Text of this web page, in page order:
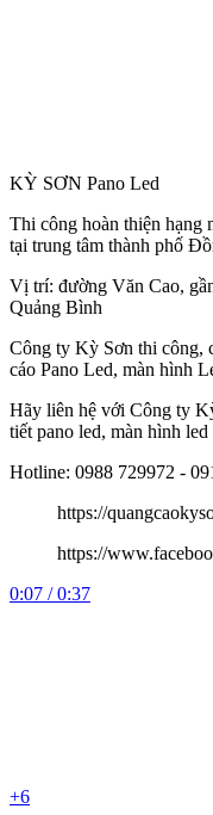
KỲ SƠN Pano Led
Thi công hoàn thiện hạng
tại trung tâm thành phố
Vị trí: đường Văn Cao,
Quảng Bình
Công ty Kỳ Sơn thi công,
cáo Pano Led, màn hình
Hãy liên hệ với Công ty
tiết pano led, màn hình
Hotline: 0988 729972 -
https://
https://
0:07 / 0:37
+6